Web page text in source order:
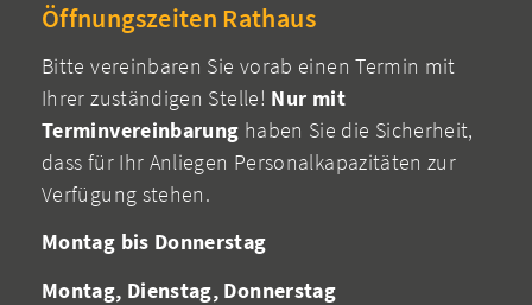
Öffnungszeiten Rathaus
Bitte vereinbaren Sie vorab einen Termin mit
Ihrer zuständigen Stelle! Nur mit
Terminvereinbarung haben Sie die Sicherheit,
dass für Ihr Anliegen Personalkapazitäten zur
Verfügung stehen.
Montag bis Donnerstag
Montag, Dienstag, Donnerstag